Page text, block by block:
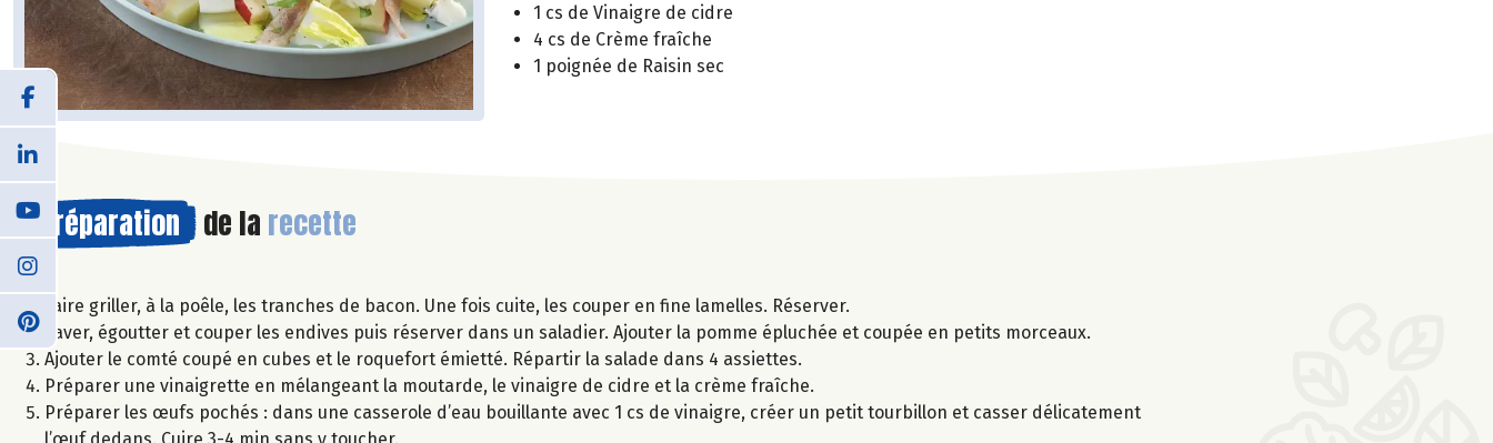
1 cs de Vinaigre de cidre
4 cs de Crème fraîche
1 poignée de Raisin sec
Préparation de la recette
Faire griller, à la poêle, les tranches de bacon. Une fois cuite, les couper en fine lamelles. Réserver.
Laver, égoutter et couper les endives puis réserver dans un saladier. Ajouter la pomme épluchée et coupée en petits morceaux.
Ajouter le comté coupé en cubes et le roquefort émietté. Répartir la salade dans 4 assiettes.
Préparer une vinaigrette en mélangeant la moutarde, le vinaigre de cidre et la crème fraîche.
Préparer les œufs pochés : dans une casserole d’eau bouillante avec 1 cs de vinaigre, créer un petit tourbillon et casser délicatement
l’œuf dedans. Cuire 3-4 min sans y toucher.